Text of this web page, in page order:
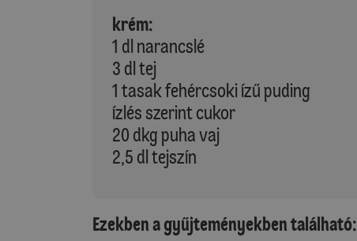
krém:
1 dl narancslé
3 dl tej
1 tasak fehércsoki ízű puding
ízlés szerint cukor
20 dkg puha vaj
2,5 dl tejszín
Ezekben a gyűjteményekben található: